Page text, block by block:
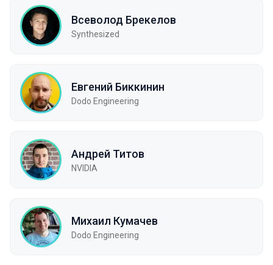
Всеволод Брекелов
Synthesized
Евгений Биккинин
Dodo Engineering
Андрей Титов
NVIDIA
Михаил Кумачев
Dodo Engineering